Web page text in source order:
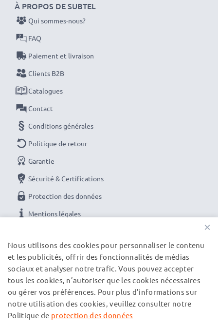
NOS OPTIONS DE PAIEMENT
À PROPOS DE SUBTEL
Qui sommes-nous?
FAQ
Paiement et livraison
Clients B2B
Catalogues
Contact
Conditions générales
Politique de retour
Garantie
Sécurité & Certifications
Protection des données
Mentions légales
NOS PARTENAIRES DE LIVRAISON
© subtel.ch 2026
×
Nous utilisons des cookies pour personnaliser le contenu
et les publicités, offrir des fonctionnalités de médias
sociaux et analyser notre trafic. Vous pouvez accepter
tous les cookies, n’autoriser que les cookies nécessaires
ou gérer vos préférences. Pour plus d’informations sur
notre utilisation des cookies, veuillez consulter notre
Politique de protection des données